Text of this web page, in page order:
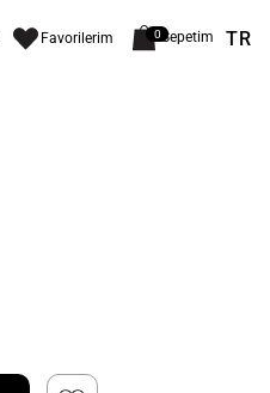
Favorilerim 0Sepetim TR